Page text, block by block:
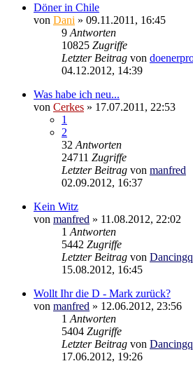
Döner in Chile
von Dani » 09.11.2011, 16:45
9 Antworten
10825 Zugriffe
Letzter Beitrag von
04.12.2012, 14:39
Was habe ich neu...
von Cerkes » 17.07.2011, 22:53
1
2
32 Antworten
24711 Zugriffe
Letzter Beitrag von manfred
02.09.2012, 16:37
Kein Witz
von manfred » 11.08.2012, 22:02
1 Antworten
5442 Zugriffe
Letzter Beitrag von
15.08.2012, 16:45
Wollt Ihr die D - Mark zurück?
von manfred » 12.06.2012, 23:56
1 Antworten
5404 Zugriffe
Letzter Beitrag von
17.06.2012, 19:26